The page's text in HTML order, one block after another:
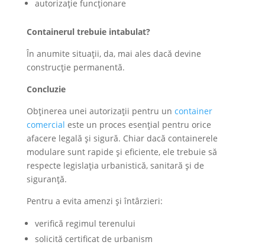
autorizație funcționare
Containerul trebuie intabulat?
În anumite situații, da, mai ales dacă devine
construcție permanentă.
Concluzie
Obținerea unei autorizații pentru un container
comercial este un proces esențial pentru orice
afacere legală și sigură. Chiar dacă containerele
modulare sunt rapide și eficiente, ele trebuie să
respecte legislația urbanistică, sanitară și de
siguranță.
Pentru a evita amenzi și întârzieri:
verifică regimul terenului
solicită certificat de urbanism